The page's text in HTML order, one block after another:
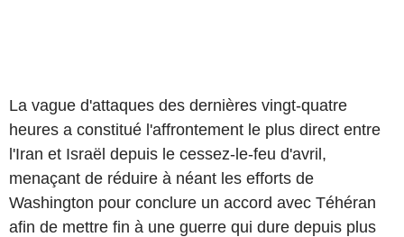
La vague d'attaques des dernières vingt-quatre
heures a constitué l'affrontement le plus direct entre
l'Iran et Israël depuis le cessez-le-feu d'avril,
menaçant de réduire à néant les efforts de
Washington pour conclure un accord avec Téhéran
afin de mettre fin à une guerre qui dure depuis plus